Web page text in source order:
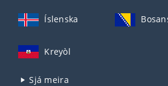
Íslenska
Kreyòl
Sjá meira